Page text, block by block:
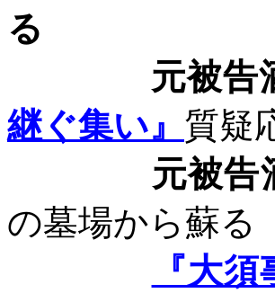
る
元被告酒
継ぐ集い』 質疑
元被告酒
の墓場から蘇る
『大